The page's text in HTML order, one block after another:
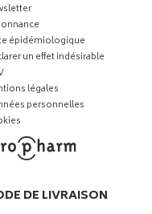
épidémiologique
un effet indésirable
légales
personnelles
DE LIVRAISON